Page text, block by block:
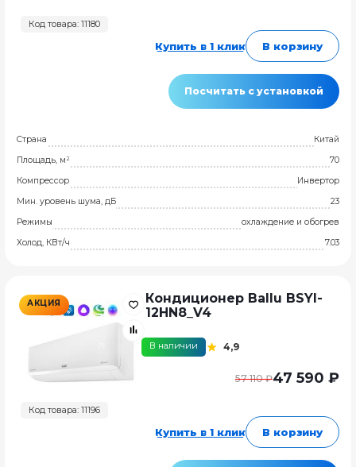
Код товара: 11180
Купить в 1 клик В корзину
Посчитать с установкой
Страна
Китай
Площадь, м²
70
Компрессор
Инвертор
Мин. уровень шума, дБ
23
Режимы
охлаждение и обогрев
Холод, КВт/ч
7.03
АКЦИЯ
Код товара: 11196
Кондиционер Ballu BSYI-
12HN8_V4
В наличии 4,9
57 110 ₽47 590 ₽
Купить в 1 клик В корзину